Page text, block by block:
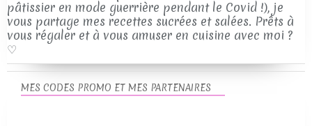
pâtissier en mode guerrière pendant le Covid !), je
vous partage mes recettes sucrées et salées. Prêts à
vous régaler et à vous amuser en cuisine avec moi ?
♡
MES CODES PROMO ET MES PARTENAIRES